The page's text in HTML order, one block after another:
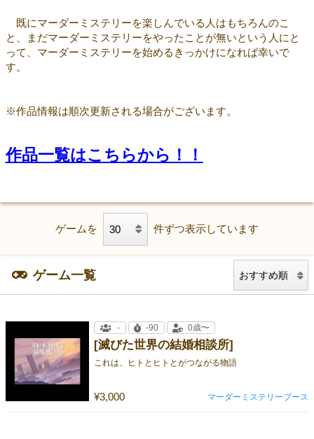
既にマーダーミステリーを楽しんでいる人はもちろんのこ
と、まだマーダーミステリーをやったことが無いという人にと
って、マーダーミステリーを始めるきっかけになれば幸いで
す。
※作品情報は順次更新される場合がございます。
作品一覧はこちらから！！
ゲームを 件ずつ表示しています
ゲーム一覧
[滅びた世界の結婚相談所]
これは、ヒトとヒトとがつながる物語
¥3,000
- -90 0歳〜
マーダーミステリーブース